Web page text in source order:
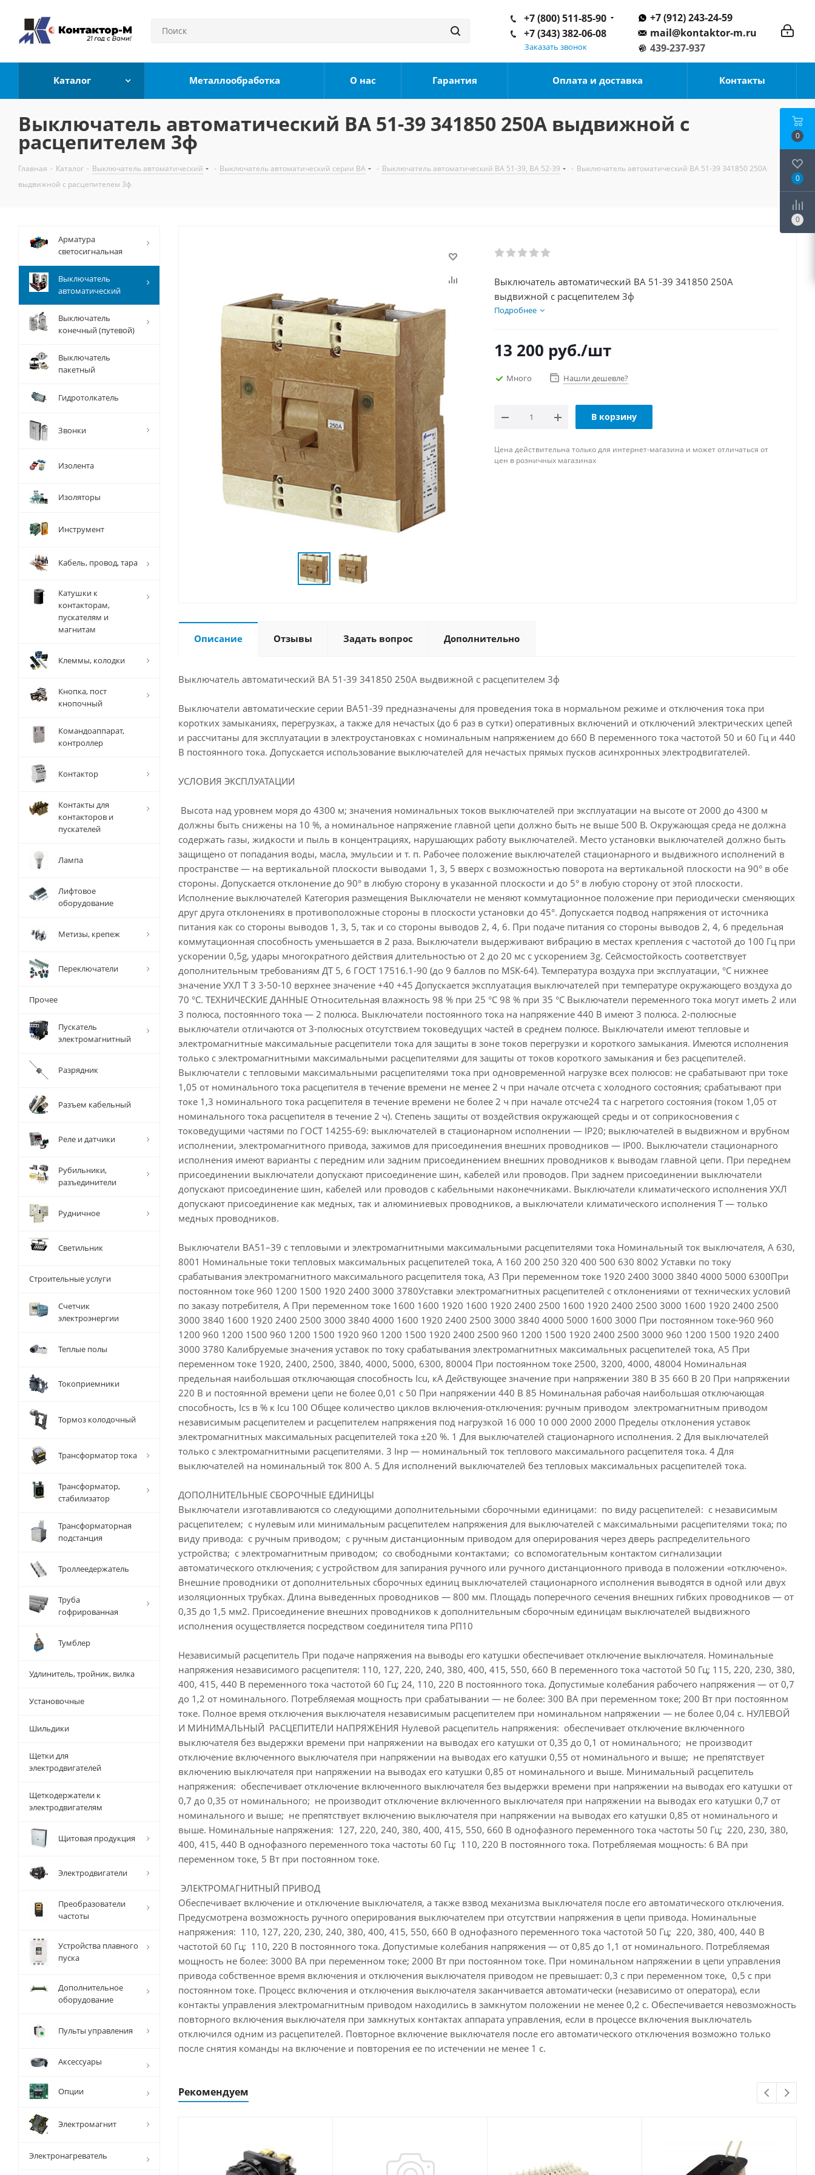
+7 (912) 243-24-59
mail@kontaktor-m.ru
439-237-937
+7 (800) 511-85-90
+7 (343) 382-06-08
Заказать звонок
Каталог Металлообработка О нас Гарантия Оплата и доставка Контакты
Выключатель автоматический ВА 51-39 341850 250А выдвижной с
расцепителем 3ф
Главная - Каталог - Выключатель автоматический - Выключатель автоматический серии ВА - Выключатель автоматический ВА 51-39, ВА 52-39 - Выключатель автоматический ВА 51-39 341850 250А
выдвижной с расцепителем 3ф
Выключатель автоматический ВА 51-39 341850 250А
выдвижной с расцепителем 3ф
Подробнее
13 200 руб./шт
Много Нашли дешевле?
В корзину
Цена действительна только для интернет-магазина и может отличаться от
цен в розничных магазинах
Описание Отзывы Задать вопрос Дополнительно
Выключатель автоматический ВА 51-39 341850 250А выдвижной с расцепителем 3ф
Выключатели автоматические серии ВА51-39 предназначены для проведения тока в нормальном режиме и отключения тока при
коротких замыканиях, перегрузках, а также для нечастых (до 6 раз в сутки) оперативных включений и отключений электрических цепей
и рассчитаны для эксплуатации в электроустановках с номинальным напряжением до 660 В переменного тока частотой 50 и 60 Гц и 440
В постоянного тока. Допускается использование выключателей для нечастых прямых пусков асинхронных электродвигателей.
УСЛОВИЯ ЭКСПЛУАТАЦИИ
Высота над уровнем моря до 4300 м; значения номинальных токов выключателей при эксплуатации на высоте от 2000 до 4300 м
должны быть снижены на 10 %, а номинальное напряжение главной цепи должно быть не выше 500 В. Окружающая среда не должна
содержать газы, жидкости и пыль в концентрациях, нарушающих работу выключателей. Место установки выключателей должно быть
защищено от попадания воды, масла, эмульсии и т. п. Рабочее положение выключателей стационарного и выдвижного исполнений в
пространстве — на вертикальной плоскости выводами 1, 3, 5 вверх с возможностью поворота на вертикальной плоскости на 90° в обе
стороны. Допускается отклонение до 90° в любую сторону в указанной плоскости и до 5° в любую сторону от этой плоскости.
Исполнение выключателей Категория размещения Выключатели не меняют коммутационное положение при периодически сменяющих
друг друга отклонениях в противоположные стороны в плоскости установки до 45°. Допускается подвод напряжения от источника
питания как со стороны выводов 1, 3, 5, так и со стороны выводов 2, 4, 6. При подаче питания со стороны выводов 2, 4, 6 предельная
коммутационная способность уменьшается в 2 раза. Выключатели выдерживают вибрацию в местах крепления с частотой до 100 Гц при
ускорении 0,5g, удары многократного действия длительностью от 2 до 20 мс с ускорением 3g. Сейсмостойкость соответствует
дополнительным требованиям ДТ 5, 6 ГОСТ 17516.1-90 (до 9 баллов по MSK-64). Температура воздуха при эксплуатации, °С нижнее
значение УХЛ Т 3 3-50-10 верхнее значение +40 +45 Допускается эксплуатация выключателей при температуре окружающего воздуха до
70 °С. ТЕХНИЧЕСКИЕ ДАННЫЕ Относительная влажность 98 % при 25 °С 98 % при 35 °С Выключатели переменного тока могут иметь 2 или
3 полюса, постоянного тока — 2 полюса. Выключатели постоянного тока на напряжение 440 В имеют 3 полюса. 2-полюсные
выключатели отличаются от 3-полюсных отсутствием токоведущих частей в среднем полюсе. Выключатели имеют тепловые и
электромагнитные максимальные расцепители тока для защиты в зоне токов перегрузки и короткого замыкания. Имеются исполнения
только с электромагнитными максимальными расцепителями для защиты от токов короткого замыкания и без расцепителей.
Выключатели с тепловыми максимальными расцепителями тока при одновременной нагрузке всех полюсов: не срабатывают при токе
1,05 от номинального тока расцепителя в течение времени не менее 2 ч при начале отсчета с холодного состояния; срабатывают при
токе 1,3 номинального тока расцепителя в течение времени не более 2 ч при начале отсче24 та с нагретого состояния (током 1,05 от
номинального тока расцепителя в течение 2 ч). Степень защиты от воздействия окружающей среды и от соприкосновения с
токоведущими частями по ГОСТ 14255-69: выключателей в стационарном исполнении — IР20; выключателей в выдвижном и врубном
исполнении, электромагнитного привода, зажимов для присоединения внешних проводников — IР00. Выключатели стационарного
исполнения имеют варианты с передним или задним присоединением внешних проводников к выводам главной цепи. При переднем
присоединении выключатели допускают присоединение шин, кабелей или проводов. При заднем присоединении выключатели
допускают присоединение шин, кабелей или проводов с кабельными наконечниками. Выключатели климатического исполнения УХЛ
допускают присоединение как медных, так и алюминиевых проводников, а выключатели климатического исполнения Т — только
медных проводников.
Выключатели ВА51–39 с тепловыми и электромагнитными максимальными расцепителями тока Номинальный ток выключателя, А 630,
8001 Номинальные токи тепловых максимальных расцепителей тока, А 160 200 250 320 400 500 630 8002 Уставки по току
срабатывания электромагнитного максимального расцепителя тока, А3 При переменном токе 1920 2400 3000 3840 4000 5000 6300При
постоянном токе 960 1200 1500 1920 2400 3000 3780Уставки электромагнитных расцепителей с отклонениями от технических условий
по заказу потребителя, А При переменном токе 1600 1600 1920 1600 1920 2400 2500 1600 1920 2400 2500 3000 1600 1920 2400 2500
3000 3840 1600 1920 2400 2500 3000 3840 4000 1600 1920 2400 2500 3000 3840 4000 5000 1600 3000 При постоянном токе-960 960
1200 960 1200 1500 960 1200 1500 1920 960 1200 1500 1920 2400 2500 960 1200 1500 1920 2400 2500 3000 960 1200 1500 1920 2400
3000 3780 Калибруемые значения уставок по току срабатывания электромагнитных максимальных расцепителей тока, А5 При
переменном токе 1920, 2400, 2500, 3840, 4000, 5000, 6300, 80004 При постоянном токе 2500, 3200, 4000, 48004 Номинальная
предельная наибольшая отключающая способность Icu, кА Действующее значение при напряжении 380 В 35 660 В 20 При напряжении
220 В и постоянной времени цепи не более 0,01 с 50 При напряжении 440 В 85 Номинальная рабочая наибольшая отключающая
способность, Ics в % к Icu 100 Общее количество циклов включения-отключения: ручным приводом электромагнитным приводом
независимым расцепителем и расцепителем напряжения под нагрузкой 16 000 10 000 2000 2000 Пределы отклонения уставок
электромагнитных максимальных расцепителей тока ±20 %. 1 Для выключателей стационарного исполнения. 2 Для выключателей
только с электромагнитными расцепителями. 3 Iнр — номинальный ток теплового максимального расцепителя тока. 4 Для
выключателей на номинальный ток 800 А. 5 Для исполнений выключателей без тепловых максимальных расцепителей тока.
ДОПОЛНИТЕЛЬНЫЕ СБОРОЧНЫЕ ЕДИНИЦЫ
Выключатели изготавливаются со следующими дополнительными сборочными единицами: по виду расцепителей: с независимым
расцепителем; с нулевым или минимальным расцепителем напряжения для выключателей с максимальными расцепителями тока; по
виду привода: с ручным приводом; с ручным дистанционным приводом для оперирования через дверь распределительного
устройства; с электромагнитным приводом; со свободными контактами; со вспомогательным контактом сигнализации
автоматического отключения; с устройством для запирания ручного или ручного дистанционного привода в положении «отключено».
Внешние проводники от дополнительных сборочных единиц выключателей стационарного исполнения выводятся в одной или двух
изоляционных трубках. Длина выведенных проводников — 800 мм. Площадь поперечного сечения внешних гибких проводников — от
0,35 до 1,5 мм2. Присоединение внешних проводников к дополнительным сборочным единицам выключателей выдвижного
исполнения осуществляется посредством соединителя типа РП10
Независимый расцепитель При подаче напряжения на выводы его катушки обеспечивает отключение выключателя. Номинальные
напряжения независимого расцепителя: 110, 127, 220, 240, 380, 400, 415, 550, 660 В переменного тока частотой 50 Гц; 115, 220, 230, 380,
400, 415, 440 В переменного тока частотой 60 Гц; 24, 110, 220 В постоянного тока. Допустимые колебания рабочего напряжения — от 0,7
до 1,2 от номинального. Потребляемая мощность при срабатывании — не более: 300 ВА при переменном токе; 200 Вт при постоянном
токе. Полное время отключения выключателя независимым расцепителем при номинальном напряжении — не более 0,04 с. НУЛЕВОЙ
И МИНИМАЛЬНЫЙ РАСЦЕПИТЕЛИ НАПРЯЖЕНИЯ Нулевой расцепитель напряжения: обеспечивает отключение включенного
выключателя без выдержки времени при напряжении на выводах его катушки от 0,35 до 0,1 от номинального; не производит
отключение включенного выключателя при напряжении на выводах его катушки 0,55 от номинального и выше; не препятствует
включению выключателя при напряжении на выводах его катушки 0,85 от номинального и выше. Минимальный расцепитель
напряжения: обеспечивает отключение включенного выключателя без выдержки времени при напряжении на выводах его катушки от
0,7 до 0,35 от номинального; не производит отключение включенного выключателя при напряжении на выводах его катушки 0,7 от
номинального и выше; не препятствует включению выключателя при напряжении на выводах его катушки 0,85 от номинального и
выше. Номинальные напряжения: 127, 220, 240, 380, 400, 415, 550, 660 В однофазного переменного тока частоты 50 Гц; 220, 230, 380,
400, 415, 440 В однофазного переменного тока частоты 60 Гц; 110, 220 В постоянного тока. Потребляемая мощность: 6 ВА при
переменном токе, 5 Вт при постоянном токе.
ЭЛЕКТРОМАГНИТНЫЙ ПРИВОД
Обеспечивает включение и отключение выключателя, а также взвод механизма выключателя после его автоматического отключения.
Предусмотрена возможность ручного оперирования выключателем при отсутствии напряжения в цепи привода. Номинальные
напряжения: 110, 127, 220, 230, 240, 380, 400, 415, 550, 660 В однофазного переменного тока частотой 50 Гц; 220, 380, 400, 440 В
частотой 60 Гц; 110, 220 В постоянного тока. Допустимые колебания напряжения — от 0,85 до 1,1 от номинального. Потребляемая
мощность не более: 3000 ВА при переменном токе; 2000 Вт при постоянном токе. При номинальном напряжении в цепи управления
привода собственное время включения и отключения выключателя приводом не превышает: 0,3 с при переменном токе, 0,5 с при
постоянном токе. Процесс включения и отключения выключателя заканчивается автоматически (независимо от оператора), если
контакты управления электромагнитным приводом находились в замкнутом положении не менее 0,2 с. Обеспечивается невозможность
повторного включения выключателя при замкнутых контактах аппарата управления, если в процессе включения выключатель
отключился одним из расцепителей. Повторное включение выключателя после его автоматического отключения возможно только
после снятия команды на включение и повторения ее по истечении не менее 1 с.
Рекомендуем
Арматура
светосигнальная
Выключатель
автоматический
Выключатель
конечный (путевой)
Выключатель
пакетный
Гидротолкатель
Звонки
Изолента
Изоляторы
Инструмент
Кабель, провод, тара
Катушки к
контакторам,
пускателям и
магнитам
Клеммы, колодки
Кнопка, пост
кнопочный
Командоаппарат,
контроллер
Контактор
Контакты для
контакторов и
пускателей
Лампа
Лифтовое
оборудование
Метизы, крепеж
Переключатели
Прочее
Пускатель
электромагнитный
Разрядник
Разъем кабельный
Реле и датчики
Рубильники,
разъединители
Рудничное
Светильник
Строительные услуги
Счетчик
электроэнергии
Теплые полы
Токоприемники
Тормоз колодочный
Трансформатор тока
Трансформатор,
стабилизатор
Трансформаторная
подстанция
Троллеедержатель
Труба
гофрированная
Тумблер
Удлинитель, тройник, вилка
Установочные
Шильдики
Щетки для
электродвигателей
Щеткодержатели к
электродвигателям
Щитовая продукция
Электродвигатели
Преобразователи
частоты
Устройства плавного
пуска
Дополнительное
оборудование
Пульты управления
Аксессуары
Опции
Электромагнит
Электронагреватель
0
0
0